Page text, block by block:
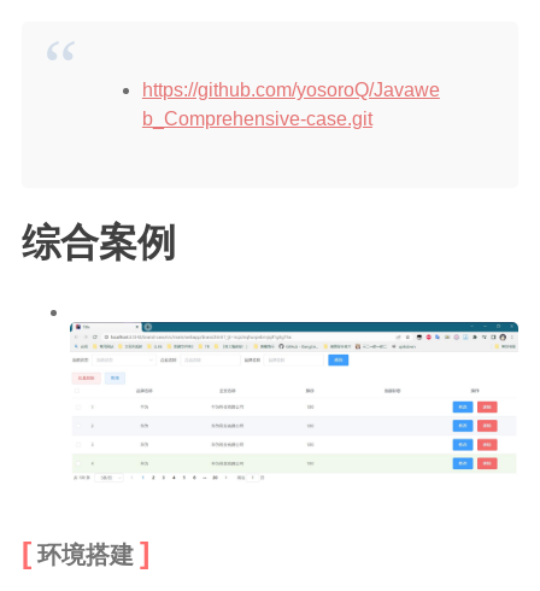
https://github.com/yosoroQ/Javawe
b_Comprehensive-case.git
综合案例
环境搭建
计算机网络
操作系统
前端
C++/C
信息安全
typecho解决方案
GIS